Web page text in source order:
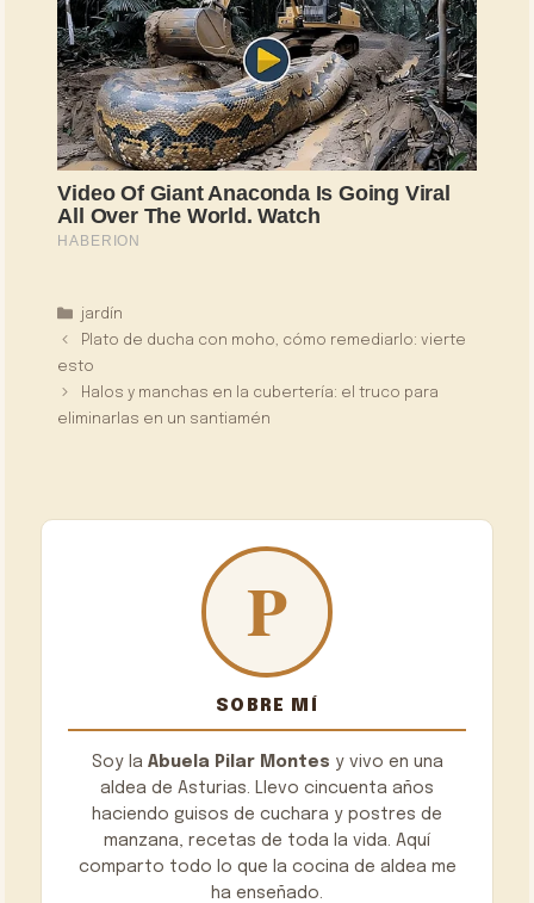
Categorías
jardín
Plato de ducha con moho, cómo remediarlo: vierte
esto
Halos y manchas en la cubertería: el truco para
eliminarlas en un santiamén
SOBRE MÍ
Soy la Abuela Pilar Montes y vivo en una
aldea de Asturias. Llevo cincuenta años
haciendo guisos de cuchara y postres de
manzana, recetas de toda la vida. Aquí
comparto todo lo que la cocina de aldea me
ha enseñado.